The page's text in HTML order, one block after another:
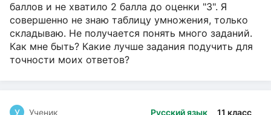
баллов и не хватило 2 балла до оценки "3". Я
совершенно не знаю таблицу умножения, только
складываю. Не получается понять много заданий.
Как мне быть? Какие лучше задания подучить для
точности моих ответов?
Русский язык 11 класс
У Ученик